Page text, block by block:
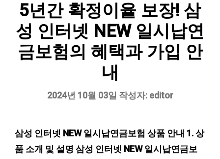
5년간 확정이율 보장! 삼
성 인터넷 NEW 일시납연
금보험의 혜택과 가입 안
내
2024년 10월 03일 작성자: editor
삼성 인터넷 NEW 일시납연금보험 상품 안내 1. 상
품 소개 및 설명 삼성 인터넷 NEW 일시납연금보